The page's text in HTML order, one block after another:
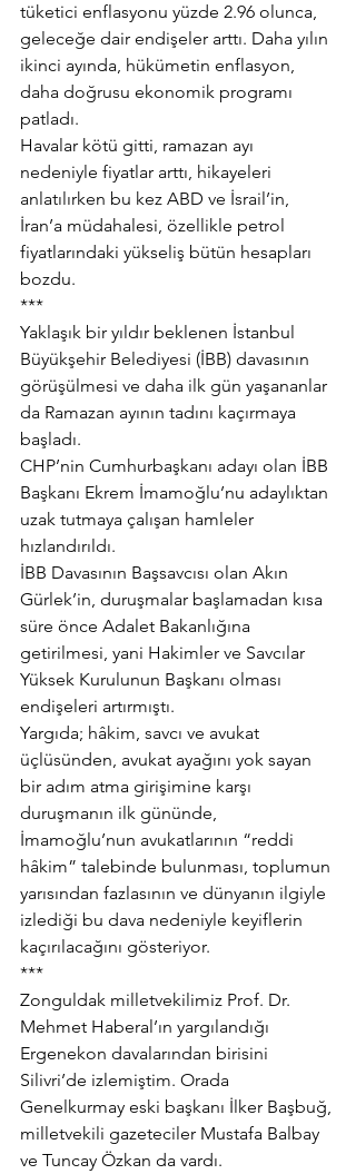
tüketici enflasyonu yüzde 2.96 olunca,
geleceğe dair endişeler arttı. Daha yılın
ikinci ayında, hükümetin enflasyon,
daha doğrusu ekonomik programı
patladı.
Havalar kötü gitti, ramazan ayı
nedeniyle fiyatlar arttı, hikayeleri
anlatılırken bu kez ABD ve İsrail’in,
İran’a müdahalesi, özellikle petrol
fiyatlarındaki yükseliş bütün hesapları
bozdu.
***
Yaklaşık bir yıldır beklenen İstanbul
Büyükşehir Belediyesi (İBB) davasının
görüşülmesi ve daha ilk gün yaşananlar
da Ramazan ayının tadını kaçırmaya
başladı.
CHP’nin Cumhurbaşkanı adayı olan İBB
Başkanı Ekrem İmamoğlu’nu adaylıktan
uzak tutmaya çalışan hamleler
hızlandırıldı.
İBB Davasının Başsavcısı olan Akın
Gürlek’in, duruşmalar başlamadan kısa
süre önce Adalet Bakanlığına
getirilmesi, yani Hakimler ve Savcılar
Yüksek Kurulunun Başkanı olması
endişeleri artırmıştı.
Yargıda; hâkim, savcı ve avukat
üçlüsünden, avukat ayağını yok sayan
bir adım atma girişimine karşı
duruşmanın ilk gününde,
İmamoğlu’nun avukatlarının “reddi
hâkim” talebinde bulunması, toplumun
yarısından fazlasının ve dünyanın ilgiyle
izlediği bu dava nedeniyle keyiflerin
kaçırılacağını gösteriyor.
***
Zonguldak milletvekilimiz Prof. Dr.
Mehmet Haberal’ın yargılandığı
Ergenekon davalarından birisini
Silivri’de izlemiştim. Orada
Genelkurmay eski başkanı İlker Başbuğ,
milletvekili gazeteciler Mustafa Balbay
ve Tuncay Özkan da vardı.